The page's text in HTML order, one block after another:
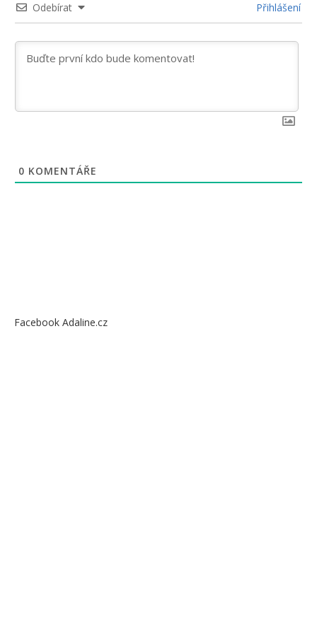
Odebírat Přihlášení
0 KOMENTÁŘE
Facebook Adaline.cz